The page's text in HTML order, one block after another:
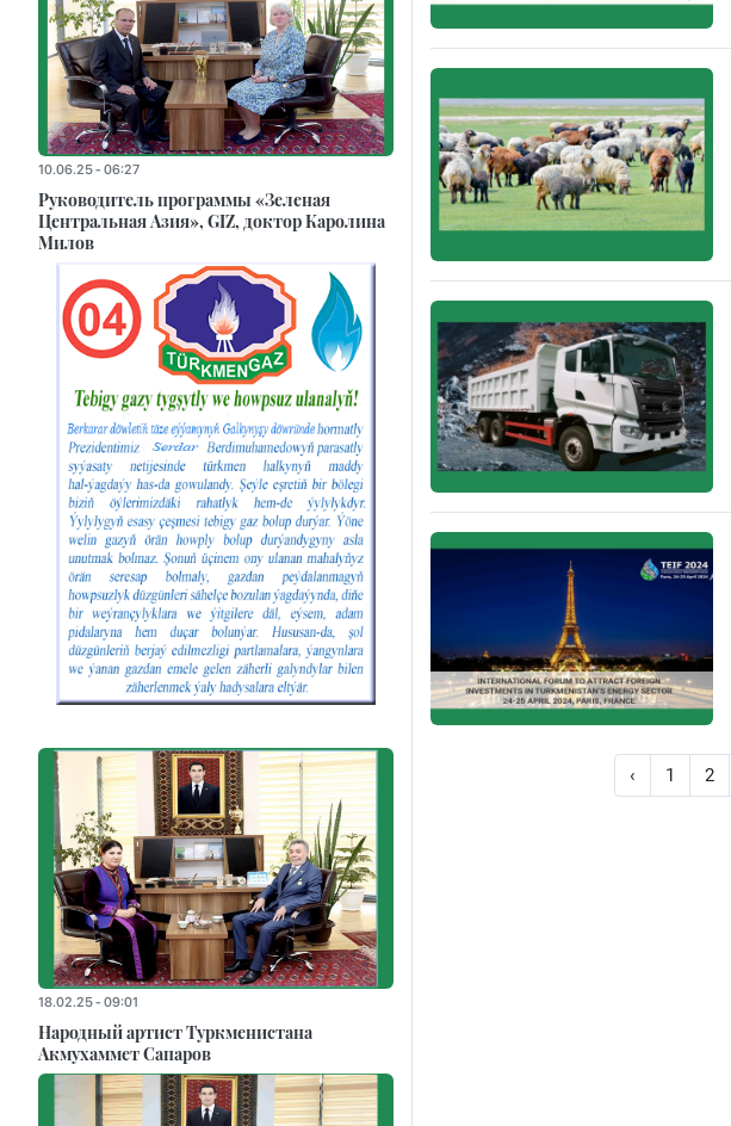
‹ 1 2
10.06.25 - 06:27
Руководитель программы «Зеленая
Центральная Азия», GIZ, доктор Каролина
Милов
18.02.25 - 09:01
Народный артист Туркменистана
Акмухаммет Сапаров